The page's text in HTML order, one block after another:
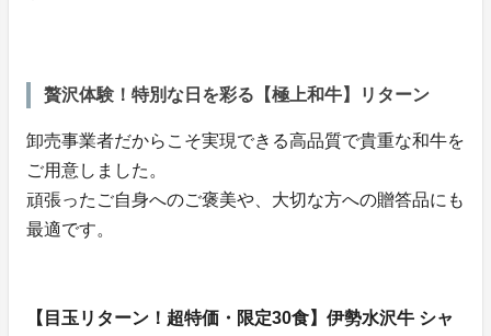
贅沢体験！特別な日を彩る【極上和牛】リターン
卸売事業者だからこそ実現できる高品質で貴重な和牛を
ご用意しました。
頑張ったご自身へのご褒美や、大切な方への贈答品にも
最適です。
【目玉リターン！超特価・限定30食】伊勢水沢牛 シャ